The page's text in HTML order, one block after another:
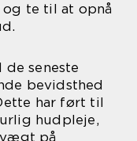
og te til at opnå
seneste
bevidsthed
har ført til
hudpleje,
på